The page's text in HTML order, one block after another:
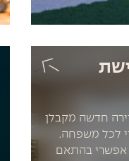
חדשה מקבלן
לכל משפחה.
אפשרי בהתאם